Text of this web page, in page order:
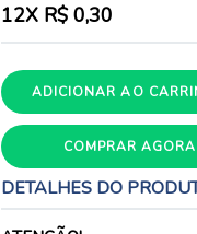
normal
12X R$ 0,30
ADICIONAR AO
COMPRAR AGORA
DETALHES DO